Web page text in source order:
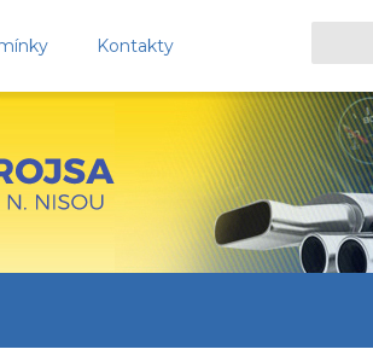
Kontakty